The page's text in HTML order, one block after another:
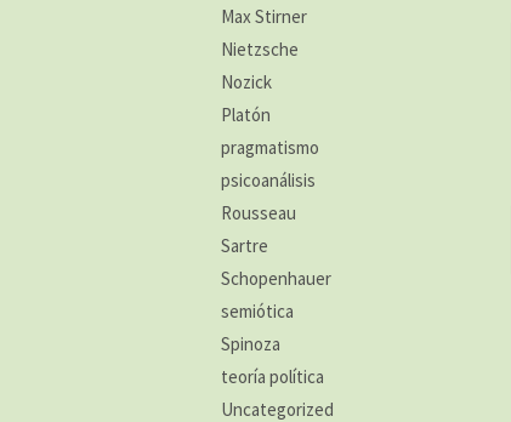
Max Stirner
Nietzsche
Nozick
Platón
pragmatismo
psicoanálisis
Rousseau
Sartre
Schopenhauer
semiótica
Spinoza
teoría política
Uncategorized